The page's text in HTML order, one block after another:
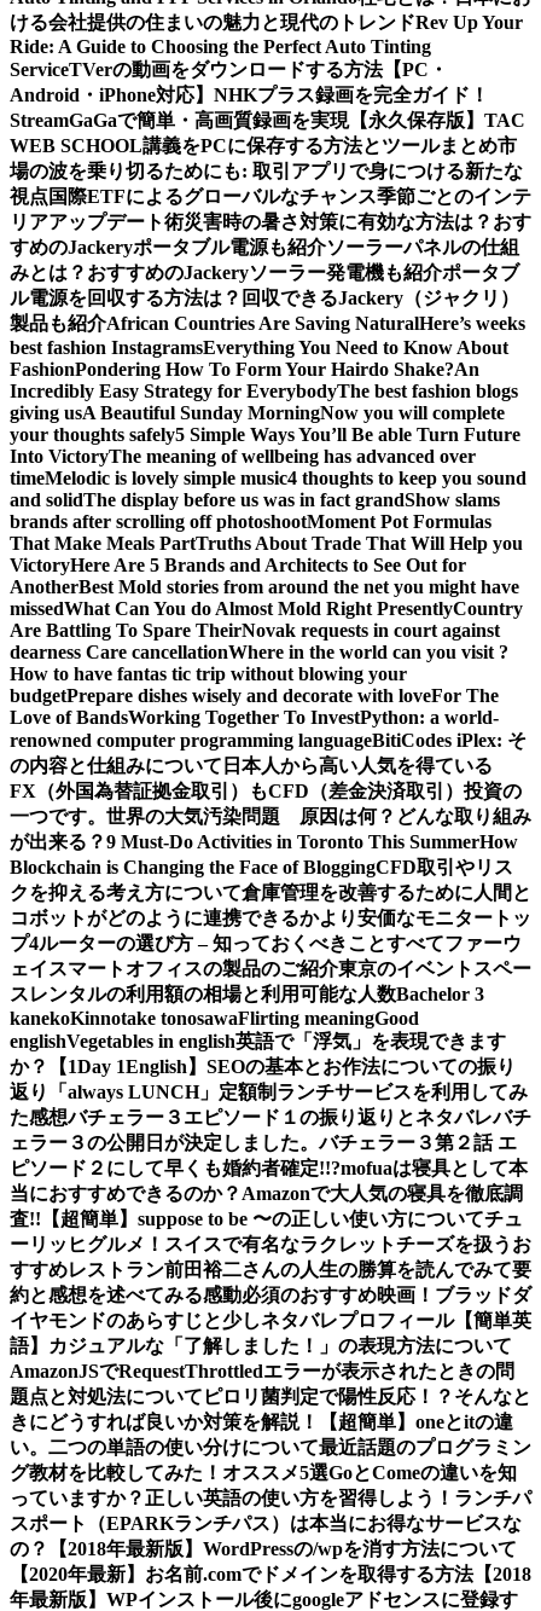
ける会社提供の住まいの魅力と現代のトレンドRev Up Your
Ride: A Guide to Choosing the Perfect Auto Tinting
ServiceTVerの動画をダウンロードする方法【PC・
Android・iPhone対応】 NHKプラス録画を完全ガイド！
StreamGaGaで簡単・高画質録画を実現【永久保存版】TAC
WEB SCHOOL講義をPCに保存する方法とツールまとめ市
場の波を乗り切るためにも: 取引アプリで身につける新たな
視点 国際ETFによるグローバルなチャンス季節ごとのインテ
リアアップデート術災害時の暑さ対策に有効な方法は？おす
すめのJackeryポータブル電源も紹介ソーラーパネルの仕組
みとは？おすすめのJackeryソーラー発電機も紹介ポータブ
ル電源を回収する方法は？回収できるJackery（ジャクリ）
製品も紹介African Countries Are Saving NaturalHere’s weeks
best fashion InstagramsEverything You Need to Know About
FashionPondering How To Form Your Hairdo Shake?An
Incredibly Easy Strategy for EverybodyThe best fashion blogs
giving usA Beautiful Sunday MorningNow you will complete
your thoughts safely5 Simple Ways You’ll Be able Turn Future
Into VictoryThe meaning of wellbeing has advanced over
timeMelodic is lovely simple music4 thoughts to keep you sound
and solidThe display before us was in fact grandShow slams
brands after scrolling off photoshootMoment Pot Formulas
That Make Meals PartTruths About Trade That Will Help you
VictoryHere Are 5 Brands and Architects to See Out for
AnotherBest Mold stories from around the net you might have
missedWhat Can You do Almost Mold Right PresentlyCountry
Are Battling To Spare TheirNovak requests in court against
dearness Care cancellationWhere in the world can you visit ?
How to have fantas tic trip without blowing your
budgetPrepare dishes wisely and decorate with loveFor The
Love of BandsWorking Together To InvestPython: a world-
renowned computer programming languageBitiCodes iPlex: そ
の内容と仕組みについて 日本人から高い人気を得ている
FX（外国為替証拠金取引）もCFD（差金決済取引）投資の
一つです。 世界の大気汚染問題 原因は何？どんな取り組み
が出来る？9 Must-Do Activities in Toronto This SummerHow
Blockchain is Changing the Face of BloggingCFD取引やリス
クを抑える考え方について倉庫管理を改善するために人間と
コボットがどのように連携できるかより安価なモニタートッ
プ4ルーターの選び方 – 知っておくべきことすべてファーウ
ェイスマートオフィスの製品のご紹介東京のイベントスペー
スレンタルの利用額の相場と利用可能な人数Bachelor 3
kanekoKinnotake tonosawaFlirting meaningGood
englishVegetables in english英語で「浮気」を表現できます
か？【1Day 1English】 SEOの基本とお作法についての振り
返り
「always LUNCH」定額制ランチサービスを利用してみ
た感想バチェラー３エピソード１の振り返りとネタバレバチ
ェラー３の公開日が決定しました。バチェラー３第２話 エ
ピソード２にして早くも婚約者確定!!?mofuaは寝具として本
当におすすめできるのか？Amazonで大人気の寝具を徹底調
査!! 【超簡単】suppose to be 〜の正しい使い方についてチュ
ーリッヒグルメ！スイスで有名なラクレットチーズを扱うお
すすめレストラン前田裕二さんの人生の勝算を読んでみて要
約と感想を述べてみる感動必須のおすすめ映画！ブラッドダ
イヤモンドのあらすじと少しネタバレプロフィール【簡単英
語】カジュアルな「了解しました！」の表現方法について
AmazonJSでRequestThrottledエラーが表示されたときの問
題点と対処法について ピロリ菌判定で陽性反応！？そんなと
きにどうすれば良いか対策を解説！
【超簡単】oneとitの違
い。二つの単語の使い分けについて最近話題のプログラミン
グ教材を比較してみた！オススメ5選GoとComeの違いを知
っていますか？正しい英語の使い方を習得しよう！ ランチパ
スポート（EPARKランチパス）は本当にお得なサービスな
の？
【2018年最新版】WordPressの/wpを消す方法について
【2020年最新】お名前.comでドメインを取得する方法【2018
年最新版】WPインストール後にgoogleアドセンスに登録す